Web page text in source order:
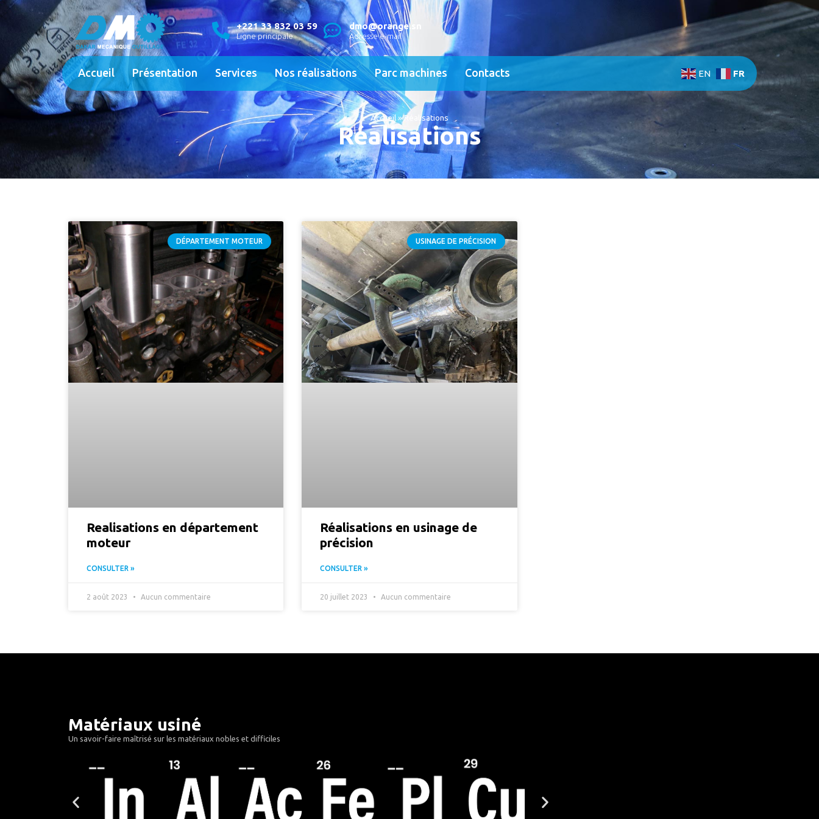
+221 33 832 03 59
Ligne principale
dmo@orange.sn
Adresse e-mail
Accueil Présentation Services Nos réalisations Parc machines Contacts EN FR
Accueil»Réalisations
Réalisations
DÉPARTEMENT MOTEUR
Realisations en département
moteur
CONSULTER »
2 août 2023 Aucun commentaire
USINAGE DE PRÉCISION
Réalisations en usinage de
précision
CONSULTER »
20 juillet 2023 Aucun commentaire
Matériaux usiné
Un savoir-faire maîtrisé sur les matériaux nobles et difficiles